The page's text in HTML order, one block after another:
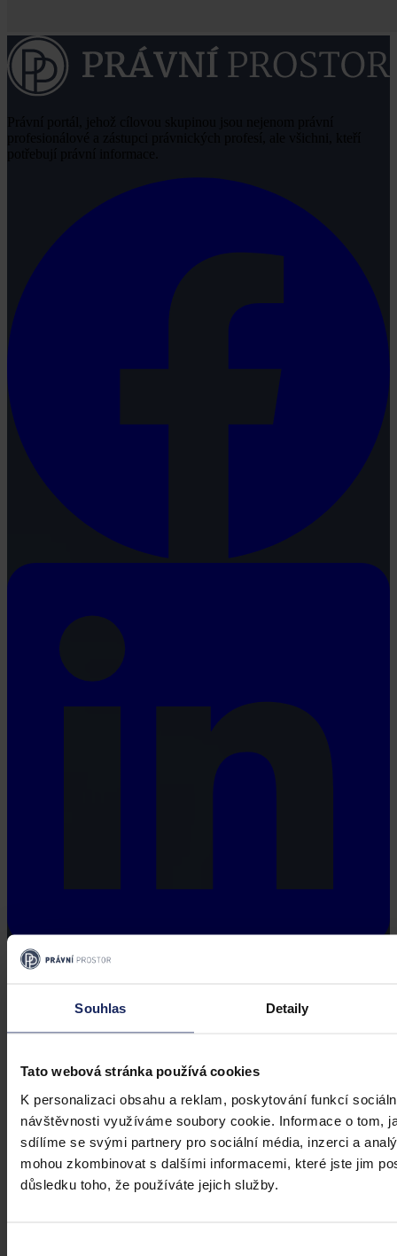
Souhlas Detaily
Tato webová stránka používá cookies
K personalizaci obsahu a reklam, poskytování funkcí
návštěvnosti využíváme soubory cookie. Informace o tom,
sdílíme se svými partnery pro sociální média, inzerci a
mohou zkombinovat s dalšími informacemi, které jste jim
důsledku toho, že používáte jejich služby.